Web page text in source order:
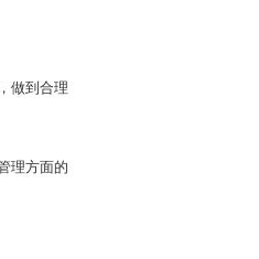
做到合理
理方面的